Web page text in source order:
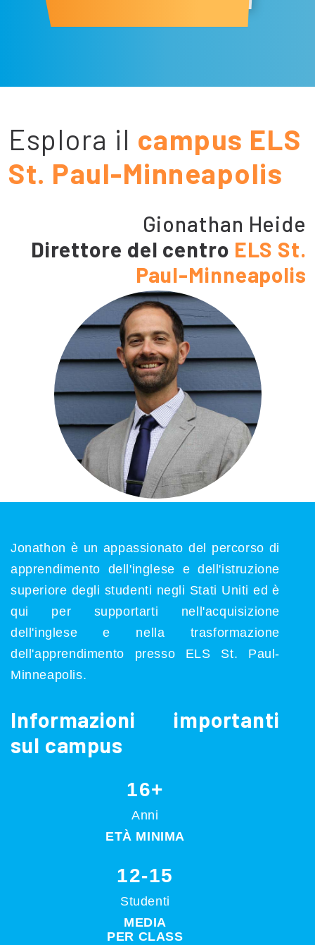
Esplora il campus ELS
St. Paul-Minneapolis
Gionathan Heide
Direttore del centro ELS St.
Paul-Minneapolis
Jonathon è un appassionato del percorso di
apprendimento dell'inglese e dell'istruzione
superiore degli studenti negli Stati Uniti ed è
qui per supportarti nell'acquisizione
dell'inglese e nella trasformazione
dell'apprendimento presso ELS St. Paul-
Minneapolis.
Informazioni importanti
sul campus
16+
Anni
ETÀ MINIMA
12-15
Studenti
MEDIA
PER CLASS